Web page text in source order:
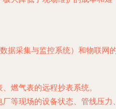
据采集与监控系统）和物联网
、燃气表的远程抄表系统。
厂等现场的设备状态、管线压力